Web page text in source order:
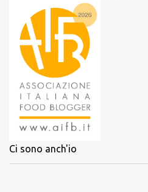
Ci sono anch'io